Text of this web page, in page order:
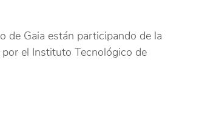
de Gaia están participando de la
el Instituto Tecnológico de